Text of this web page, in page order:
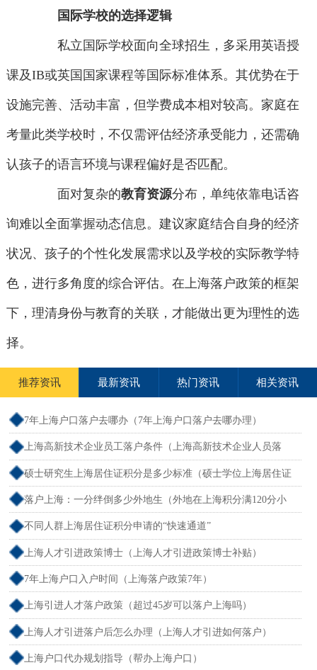
国际学校的选择逻辑
私立国际学校面向全球招生，多采用英语授
课及IB或英国国家课程等国际标准体系。其优势在于
设施完善、活动丰富，但学费成本相对较高。家庭在
考量此类学校时，不仅需评估经济承受能力，还需确
认孩子的语言环境与课程偏好是否匹配。
面对复杂的教育资源分布，单纯依靠电话咨
询难以全面掌握动态信息。建议家庭结合自身的经济
状况、孩子的个性化发展需求以及学校的实际教学特
色，进行多角度的综合评估。在上海落户政策的框架
下，理清身份与教育的关联，才能做出更为理性的选
择。
推荐资讯 最新资讯 热门资讯 相关资讯
7年上海户口落户去哪办（7年上海户口落户去哪办理）
上海高新技术企业员工落户条件（上海高新技术企业人员落
户）
硕士研究生上海居住证积分是多少标准（硕士学位上海居住证
积分）
落户上海：一分绊倒多少外地生（外地在上海积分满120分小
孩可以考上海大学吗）
不同人群上海居住证积分申请的“快速通道”
上海人才引进政策博士（上海人才引进政策博士补贴）
7年上海户口入户时间（上海落户政策7年）
上海引进人才落户政策（超过45岁可以落户上海吗）
上海人才引进落户后怎么办理（上海人才引进如何落户）
上海户口代办规划指导（帮办上海户口）